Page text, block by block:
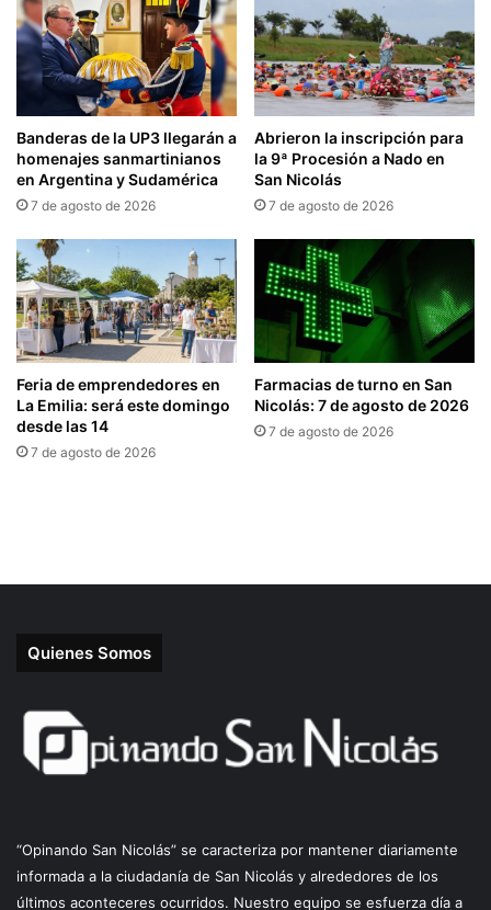
Quienes Somos
“Opinando San Nicolás” se caracteriza por mantener diariamente
informada a la ciudadanía de San Nicolás y alrededores de los
últimos aconteceres ocurridos. Nuestro equipo se esfuerza día a